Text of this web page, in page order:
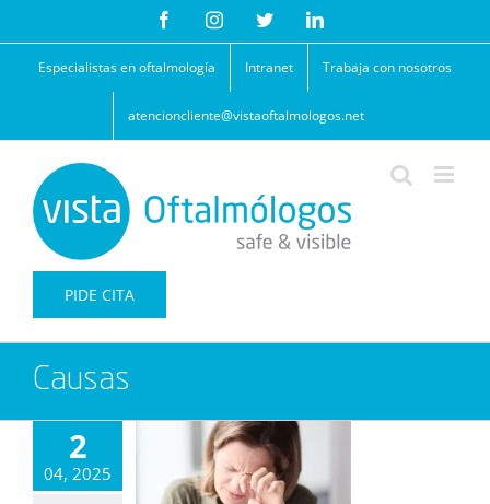
contenido
FacebookInstagramTwitterLinkedIn
Especialistas en oftalmología Intranet Trabaja con nosotros
atencioncliente@vistaoftalmologos.net
PIDE CITA
Causas
2
04, 2025